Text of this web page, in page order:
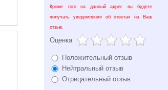
Кроме того на данный адрес вы будете
получать уведомления об ответах на Ваш
отзыв.
Оценка
Положительный отзыв
Нейтральный отзыв
Отрицательный отзыв